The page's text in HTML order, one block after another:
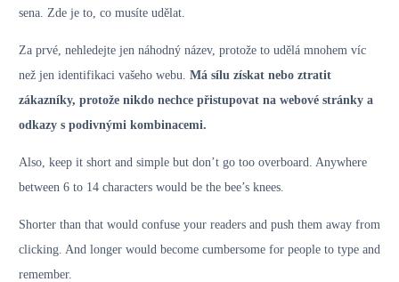
sena. Zde je to, co musíte udělat.
Za prvé, nehledejte jen náhodný název, protože to udělá mnohem víc
než jen identifikaci vašeho webu. Má sílu získat nebo ztratit
zákazníky, protože nikdo nechce přistupovat na webové stránky a
odkazy s podivnými kombinacemi.
Also, keep it short and simple but don’t go too overboard. Anywhere
between 6 to 14 characters would be the bee’s knees.
Shorter than that would confuse your readers and push them away from
clicking. And longer would become cumbersome for people to type and
remember.